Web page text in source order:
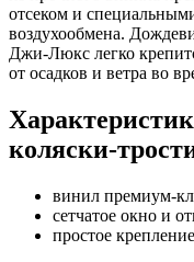
отсеком и
воздухообмена.
Джи-Люкс легко
от осадков и ветра во
коляски-
винил премиум-
сетчатое окно и
простое